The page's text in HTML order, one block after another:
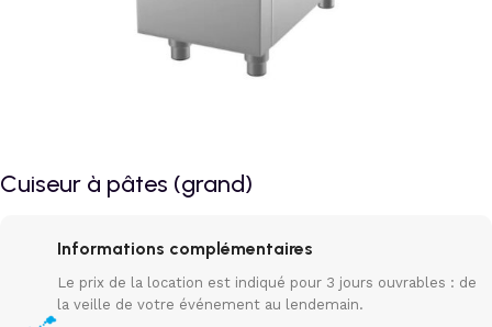
Cuiseur à pâtes (grand)
Informations complémentaires
Le prix de la location est indiqué pour 3 jours ouvrables : de
la veille de votre événement au lendemain.